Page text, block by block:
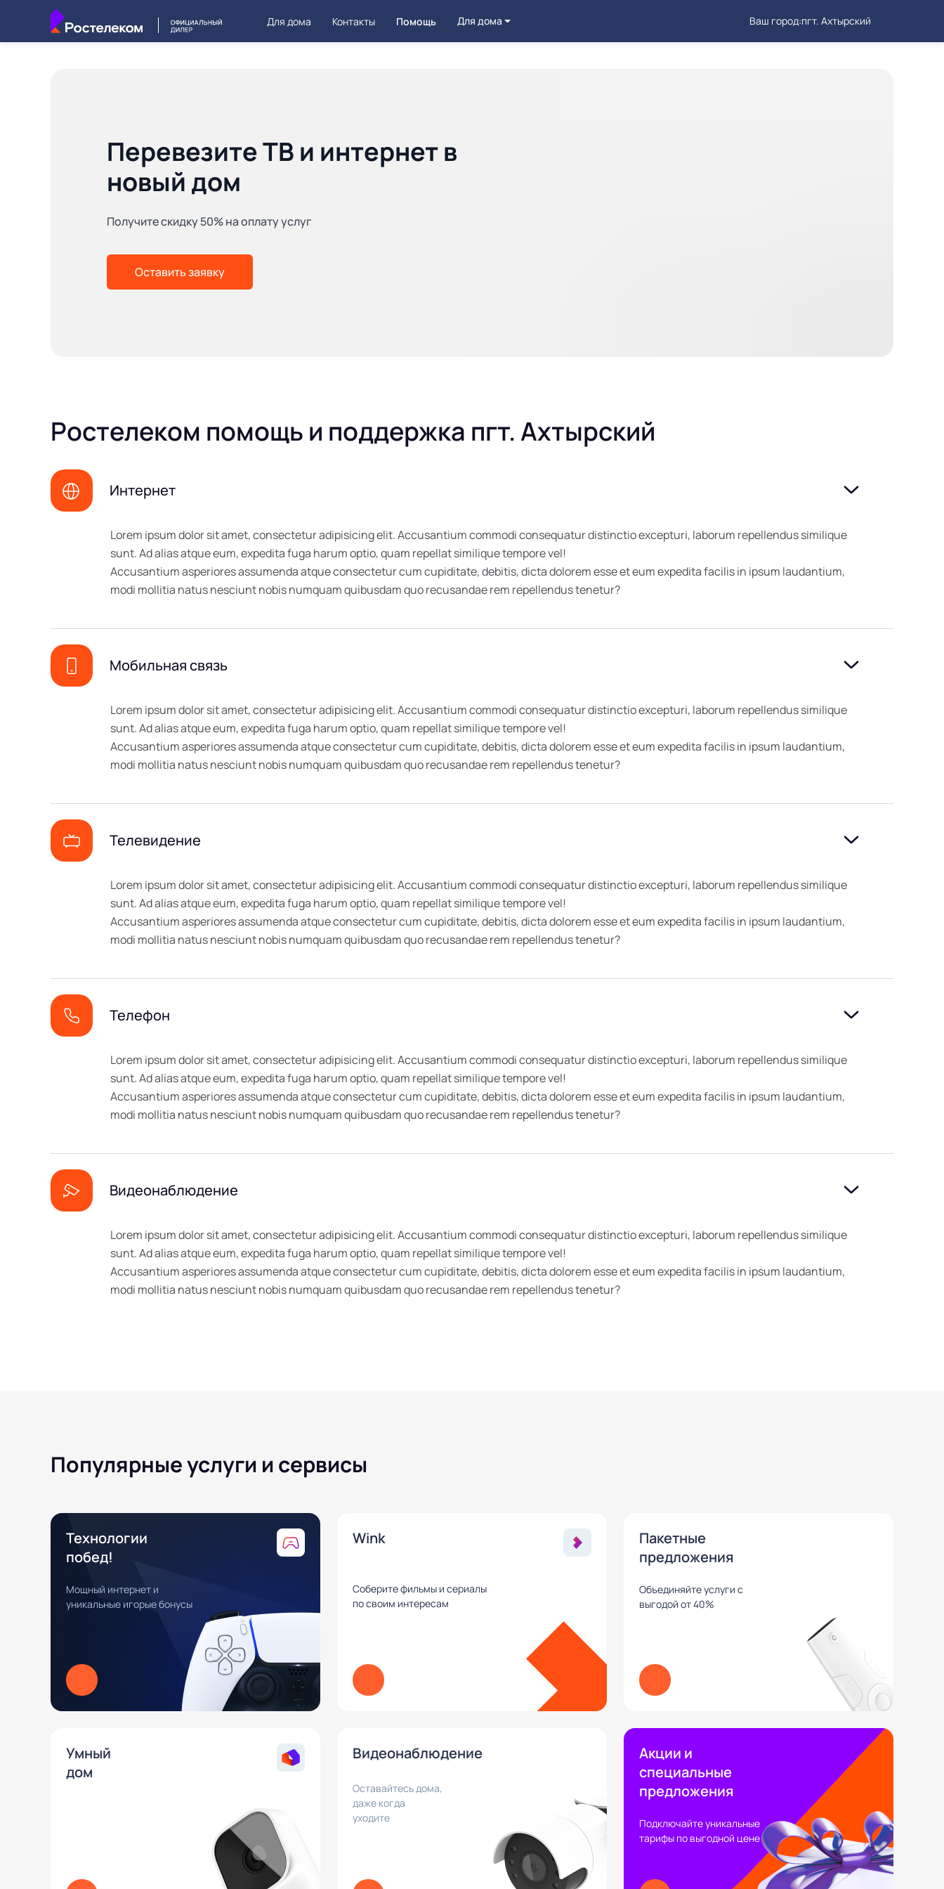
Для дома Контакты Помощь Для дома Ваш город:пгт. Ахтырский
Перевезите ТВ и интернет в
новый дом
Получите скидку 50% на оплату услуг
Оставить заявку
Ростелеком помощь и поддержка пгт. Ахтырский
Интернет
Lorem ipsum dolor sit amet, consectetur adipisicing elit. Accusantium commodi consequatur distinctio excepturi, laborum repellendus similique
sunt. Ad alias atque eum, expedita fuga harum optio, quam repellat similique tempore vel!
Accusantium asperiores assumenda atque consectetur cum cupiditate, debitis, dicta dolorem esse et eum expedita facilis in ipsum laudantium,
modi mollitia natus nesciunt nobis numquam quibusdam quo recusandae rem repellendus tenetur?
Мобильная связь
Lorem ipsum dolor sit amet, consectetur adipisicing elit. Accusantium commodi consequatur distinctio excepturi, laborum repellendus similique
sunt. Ad alias atque eum, expedita fuga harum optio, quam repellat similique tempore vel!
Accusantium asperiores assumenda atque consectetur cum cupiditate, debitis, dicta dolorem esse et eum expedita facilis in ipsum laudantium,
modi mollitia natus nesciunt nobis numquam quibusdam quo recusandae rem repellendus tenetur?
Телевидение
Lorem ipsum dolor sit amet, consectetur adipisicing elit. Accusantium commodi consequatur distinctio excepturi, laborum repellendus similique
sunt. Ad alias atque eum, expedita fuga harum optio, quam repellat similique tempore vel!
Accusantium asperiores assumenda atque consectetur cum cupiditate, debitis, dicta dolorem esse et eum expedita facilis in ipsum laudantium,
modi mollitia natus nesciunt nobis numquam quibusdam quo recusandae rem repellendus tenetur?
Телефон
Lorem ipsum dolor sit amet, consectetur adipisicing elit. Accusantium commodi consequatur distinctio excepturi, laborum repellendus similique
sunt. Ad alias atque eum, expedita fuga harum optio, quam repellat similique tempore vel!
Accusantium asperiores assumenda atque consectetur cum cupiditate, debitis, dicta dolorem esse et eum expedita facilis in ipsum laudantium,
modi mollitia natus nesciunt nobis numquam quibusdam quo recusandae rem repellendus tenetur?
Видеонаблюдение
Lorem ipsum dolor sit amet, consectetur adipisicing elit. Accusantium commodi consequatur distinctio excepturi, laborum repellendus similique
sunt. Ad alias atque eum, expedita fuga harum optio, quam repellat similique tempore vel!
Accusantium asperiores assumenda atque consectetur cum cupiditate, debitis, dicta dolorem esse et eum expedita facilis in ipsum laudantium,
modi mollitia natus nesciunt nobis numquam quibusdam quo recusandae rem repellendus tenetur?
Популярные услуги и сервисы
Технологии
побед!
Мощный интернет и
уникальные игорые бонусы
Wink
Соберите фильмы и сериалы
по своим интересам
Пакетные
предложения
Объединяйте услуги с
выгодой от 40%
Умный
дом
Видеонаблюдение
Оставайтесь дома,
даже когда
уходите
Акции и
специальные
предложения
Подключайте уникальные
тарифы по выгодной цене